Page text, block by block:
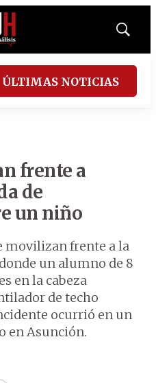
Mostrar
ÚLTIMAS NOTICIAS
frente a
de
un niño
movilizan frente a la
un alumno de 8
en la cabeza
de techo
ocurrió en un
en Asunción.